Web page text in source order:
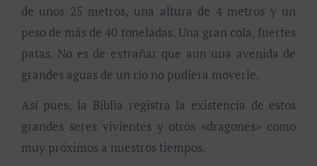
de unos 25 metros, una altura de 4 metros y un
peso de más de 40 toneladas. Una gran cola, fuertes
patas. No es de extrañar que aun una avenida de
grandes aguas de un río no pudiera moverle.
Así pues, la Biblia registra la existencia de estos
grandes seres vivientes y otros «dragones» como
muy próximos a nuestros tiempos.